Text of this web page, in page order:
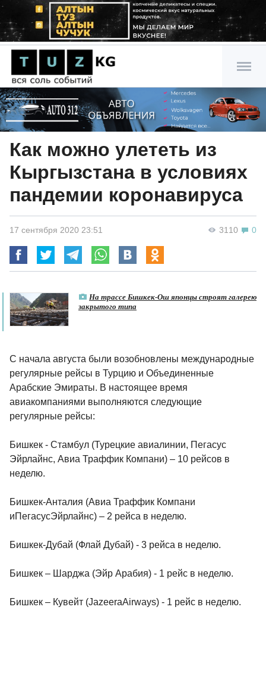
Как можно улететь из
Кыргызстана в условиях
пандемии коронавируса
3110 0
17 сентября 2020 23:51
На трассе Бишкек-Ош японцы строят галерею
закрытого типа
С начала августа были возобновлены международные
регулярные рейсы в Турцию и Объединенные
Арабские Эмираты. В настоящее время
авиакомпаниями выполняются следующие
регулярные рейсы:
Бишкек - Стамбул (Турецкие авиалинии, Пегасус
Эйрлайнс, Авиа Траффик Компани) – 10 рейсов в
неделю.
Бишкек-Анталия (Авиа Траффик Компани
иПегасусЭйрлайнс) – 2 рейса в неделю.
Бишкек-Дубай (Флай Дубай) - 3 рейса в неделю.
Бишкек – Шарджа (Эйр Арабия) - 1 рейс в неделю.
Бишкек – Кувейт (JazeeraAirways) - 1 рейс в неделю.